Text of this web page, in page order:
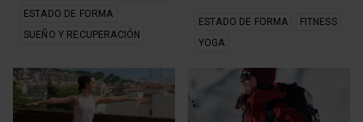
ESTADO DE FORMA
SUEÑO Y RECUPERACIÓN
ESTADO DE FORMA
FITNESS
YOGA